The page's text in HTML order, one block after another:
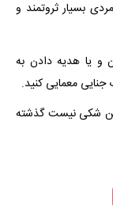
بسیار ثروتمند و
و یا هدیه دادن به
معمایی کنید.
این شکی نیست گذشته